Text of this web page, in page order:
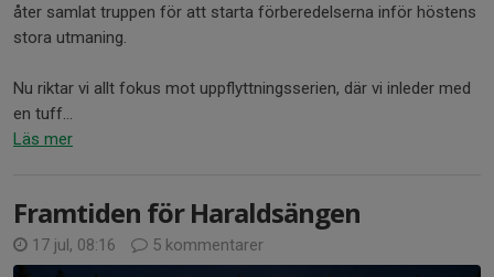
åter samlat truppen för att starta förberedelserna inför höstens
stora utmaning.
Nu riktar vi allt fokus mot uppflyttningsserien, där vi inleder med
en tuff...
Läs mer
Framtiden för Haraldsängen
17 jul, 08:16 5 kommentarer